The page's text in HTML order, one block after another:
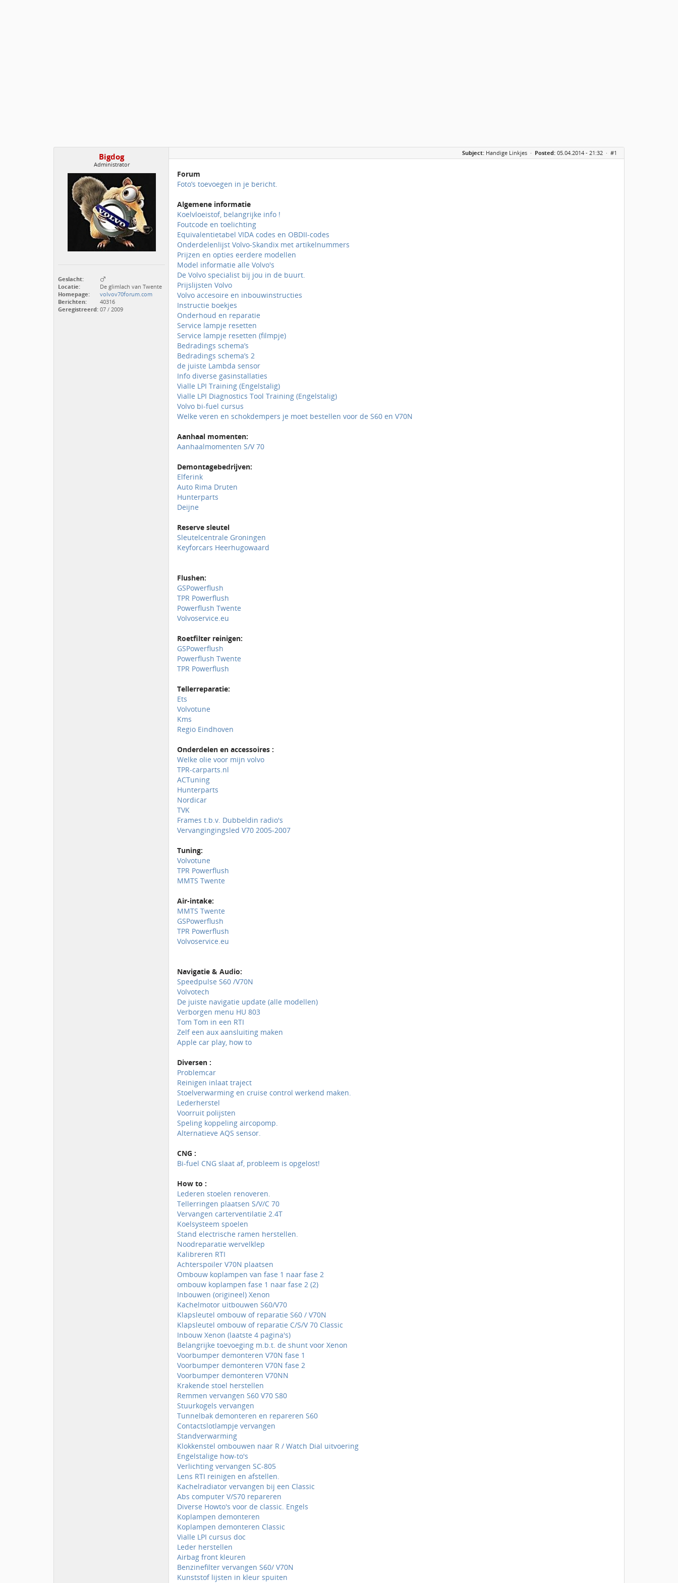
Bigdog
Administrator
Geslacht:
Locatie:
De glimlach van Twente
Homepage:
volvov70forum.com
Berichten:
40316
Geregistreerd: 07 / 2009
Subject: Handige Linkjes · Posted: 05.04.2014 - 21:32 · #1
Forum
Foto’s toevoegen in je bericht.
Algemene informatie
Koelvloeistof, belangrijke info !
Foutcode en toelichting
Equivalentietabel VIDA codes en OBDII-codes
Onderdelenlijst Volvo-Skandix met artikelnummers
Prijzen en opties eerdere modellen
Model informatie alle Volvo's
De Volvo specialist bij jou in de buurt.
Prijslijsten Volvo
Volvo accesoire en inbouwinstructies
Instructie boekjes
Onderhoud en reparatie
Service lampje resetten
Service lampje resetten (filmpje)
Bedradings schema’s
Bedradings schema’s 2
de juiste Lambda sensor
Info diverse gasinstallaties
Vialle LPI Training (Engelstalig)
Vialle LPI Diagnostics Tool Training (Engelstalig)
Volvo bi-fuel cursus
Welke veren en schokdempers je moet bestellen voor de S60 en V70N
Aanhaal momenten:
Aanhaalmomenten S/V 70
Demontagebedrijven:
Elferink
Auto Rima Druten
Hunterparts
Deijne
Reserve sleutel
Sleutelcentrale Groningen
Keyforcars Heerhugowaard
Flushen:
GSPowerflush
TPR Powerflush
Powerflush Twente
Volvoservice.eu
Roetfilter reinigen:
GSPowerflush
Powerflush Twente
TPR Powerflush
Tellerreparatie:
Ets
Volvotune
Kms
Regio Eindhoven
Onderdelen en accessoires :
Welke olie voor mijn volvo
TPR-carparts.nl
ACTuning
Hunterparts
Nordicar
TVK
Frames t.b.v. Dubbeldin radio's
Vervangingingsled V70 2005-2007
Tuning:
Volvotune
TPR Powerflush
MMTS Twente
Air-intake:
MMTS Twente
GSPowerflush
TPR Powerflush
Volvoservice.eu
Navigatie & Audio:
Speedpulse S60 /V70N
Volvotech
De juiste navigatie update (alle modellen)
Verborgen menu HU 803
Tom Tom in een RTI
Zelf een aux aansluiting maken
Apple car play, how to
Diversen :
Problemcar
Reinigen inlaat traject
Stoelverwarming en cruise control werkend maken.
Lederherstel
Voorruit polijsten
Speling koppeling aircopomp.
Alternatieve AQS sensor.
CNG :
Bi-fuel CNG slaat af, probleem is opgelost!
How to :
Lederen stoelen renoveren.
Tellerringen plaatsen S/V/C 70
Vervangen carterventilatie 2.4T
Koelsysteem spoelen
Stand electrische ramen herstellen.
Noodreparatie wervelklep
Kalibreren RTI
Achterspoiler V70N plaatsen
Ombouw koplampen van fase 1 naar fase 2
ombouw koplampen fase 1 naar fase 2 (2)
Inbouwen (origineel) Xenon
Kachelmotor uitbouwen S60/V70
Klapsleutel ombouw of reparatie S60 / V70N
Klapsleutel ombouw of reparatie C/S/V 70 Classic
Inbouw Xenon (laatste 4 pagina's)
Belangrijke toevoeging m.b.t. de shunt voor Xenon
Voorbumper demonteren V70N fase 1
Voorbumper demonteren V70N fase 2
Voorbumper demonteren V70NN
Krakende stoel herstellen
Remmen vervangen S60 V70 S80
Stuurkogels vervangen
Tunnelbak demonteren en repareren S60
Contactslotlampje vervangen
Standverwarming
Klokkenstel ombouwen naar R / Watch Dial uitvoering
Engelstalige how-to's
Verlichting vervangen SC-805
Lens RTI reinigen en afstellen.
Kachelradiator vervangen bij een Classic
Abs computer V/S70 repareren
Diverse Howto's voor de classic. Engels
Koplampen demonteren
Koplampen demonteren Classic
Vialle LPI cursus doc
Leder herstellen
Airbag front kleuren
Benzinefilter vervangen S60/ V70N
Kunststof lijsten in kleur spuiten